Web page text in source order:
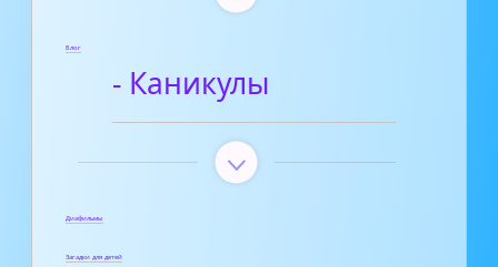
Блог
- Каникулы
Диафильмы
Загадки для детей